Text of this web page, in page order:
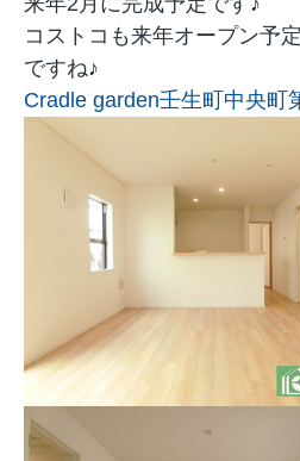
コストコも来年オープン予
ですね♪
Cradle garden壬生町中央